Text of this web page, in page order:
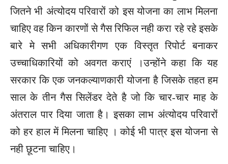
जितने भी अंत्योदय परिवारों को इस योजना का लाभ मिलना
चाहिए वह किन कारणों से गैस रिफिल नही करा रहे रहे इसके
बारे मे सभी अधिकारीगण एक विस्तृत रिपोर्ट बनाकर
उच्चाधिकारियों को अवगत कराएं ।उन्होंने कहा कि यह
सरकार कि एक जनकल्याणकारी योजना है जिसके तहत हम
साल के तीन गैस सिलेंडर देते है जो कि चार-चार माह के
अंतराल पार दिया जाता है। इसका लाभ अंत्योदय परिवारों
को हर हाल में मिलना चाहिए । कोई भी पात्र इस योजना से
नही छूटना चाहिए।